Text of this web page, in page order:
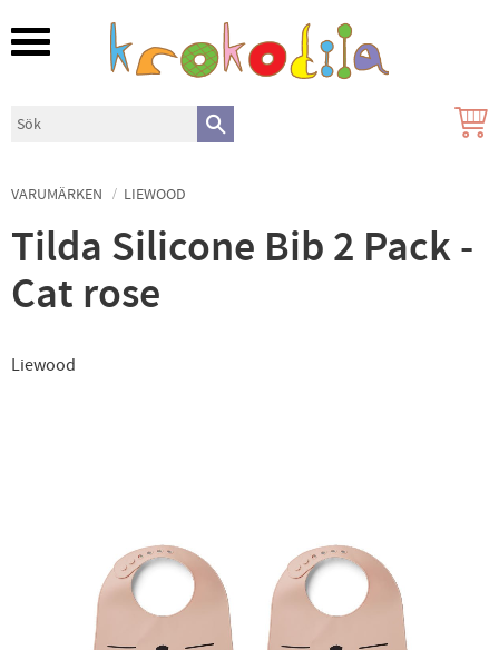
Meny
VARUMÄRKEN LIEWOOD
Tilda Silicone Bib 2 Pack -
Cat rose
Liewood